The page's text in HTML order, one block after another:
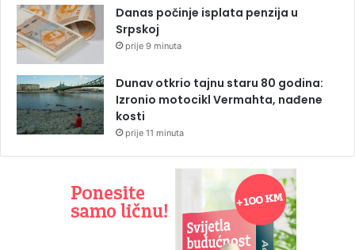
Danas počinje isplata penzija u
Srpskoj
prije 9 minuta
Dunav otkrio tajnu staru 80 godina:
Izronio motocikl Vermahta, nađene
kosti
prije 11 minuta